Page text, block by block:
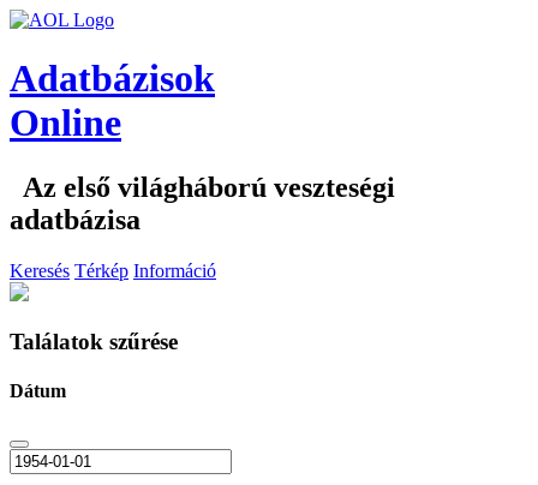
Adatbázisok
Online
Az első világháború veszteségi
adatbázisa
Keresés Térkép Információ
Találatok szűrése
Dátum